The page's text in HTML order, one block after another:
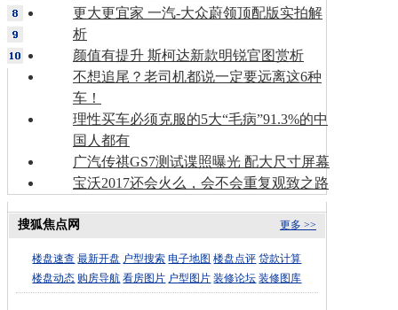
更大更宜家 一汽-大众蔚领顶配版实拍解
析
颜值有提升 斯柯达新款明锐官图赏析
不想追尾？老司机都说一定要远离这6种
车！
理性买车必须克服的5大“毛病”91.3%的中
国人都有
广汽传祺GS7测试谍照曝光 配大尺寸屏幕
宝沃2017还会火么，会不会重复观致之路
更多 >>
搜狐焦点网
楼盘速查 最新开盘 户型搜索 电子地图 楼盘点评 贷款计算
楼盘动态 购房导航 看房图片 户型图片 装修论坛 装修图库